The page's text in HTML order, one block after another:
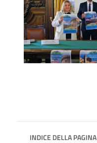
INDICE DELLA PAGINA